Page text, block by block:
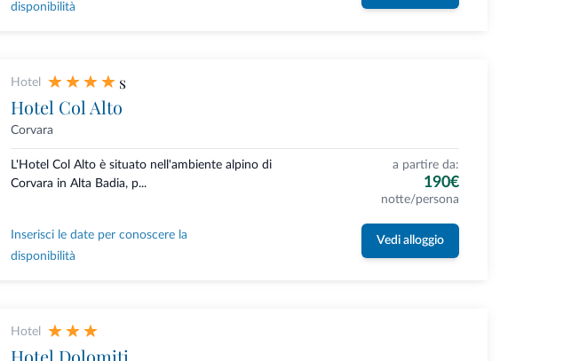
disponibilità
Hotel s
Hotel Col Alto
Corvara
L'Hotel Col Alto è situato nell'ambiente alpino di
Corvara in Alta Badia, p...
a partire da:
190€
notte/persona
Inserisci le date per conoscere la
disponibilità
Vedi alloggio
Hotel
Hotel Dolomiti